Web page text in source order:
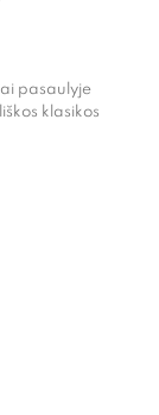
pasaulyje
klasikos